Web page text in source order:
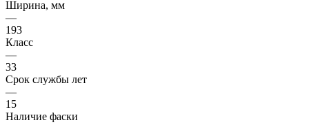
Ширина, мм
—
193
Класс
—
33
Срок службы лет
—
15
Наличие фаски